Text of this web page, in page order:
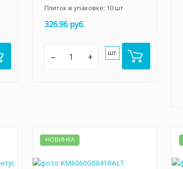
Плиток в упаковке: 10шт
326.96 руб.
– + шт.
НОВИНКА